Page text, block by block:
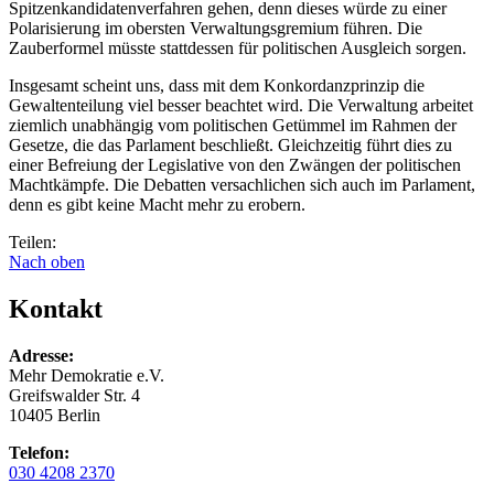
Spitzenkandidatenverfahren gehen, denn dieses würde zu einer
Polarisierung im obersten Verwaltungsgremium führen. Die
Zauberformel müsste stattdessen für politischen Ausgleich sorgen.
Insgesamt scheint uns, dass mit dem Konkordanzprinzip die
Gewaltenteilung viel besser beachtet wird. Die Verwaltung arbeitet
ziemlich unabhängig vom politischen Getümmel im Rahmen der
Gesetze, die das Parlament beschließt. Gleichzeitig führt dies zu
einer Befreiung der Legislative von den Zwängen der politischen
Machtkämpfe. Die Debatten versachlichen sich auch im Parlament,
denn es gibt keine Macht mehr zu erobern.
Teilen:
Nach oben
Kontakt
Adresse:
Mehr Demokratie e.V.
Greifswalder Str. 4
10405 Berlin
Telefon:
030 4208 2370